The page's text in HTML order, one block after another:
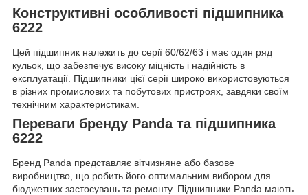
Конструктивні особливості підшипника
6222
Цей підшипник належить до серії 60/62/63 і має один ряд
кульок, що забезпечує високу міцність і надійність в
експлуатації. Підшипники цієї серії широко використовуються
в різних промислових та побутових пристроях, завдяки своїм
технічним характеристикам.
Переваги бренду Panda та підшипника
6222
Бренд Panda представляє вітчизняне або базове
виробництво, що робить його оптимальним вибором для
бюджетних застосувань та ремонту. Підшипники Panda мають